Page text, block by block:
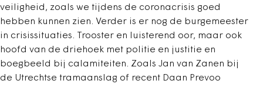
veiligheid, zoals we tijdens de coronacrisis goed
hebben kunnen zien. Verder is er nog de burgemeester
in crisissituaties. Trooster en luisterend oor, maar ook
hoofd van de driehoek met politie en justitie en
boegbeeld bij calamiteiten. Zoals Jan van Zanen bij
de Utrechtse tramaanslag of recent Daan Prevoo